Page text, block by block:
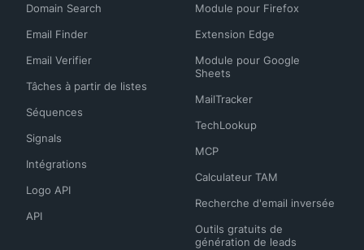
Domain Search
Email Finder
Email Verifier
Tâches à partir de listes
Séquences
Signals
Intégrations
Logo API
API
Module pour Firefox
Extension Edge
Module pour Google
Sheets
MailTracker
TechLookup
MCP
Calculateur TAM
Recherche d'email inversée
Outils gratuits de
génération de leads